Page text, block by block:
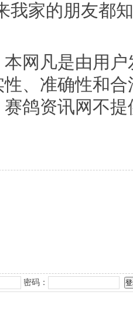
我家的朋友都
网凡是由用
、准确性和
鸽资讯网不
密码：